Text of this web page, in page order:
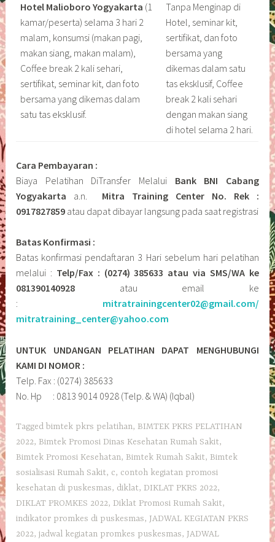
Hotel Malioboro Yogyakarta (1
kamar/peserta) selama 3 hari 2
malam, konsumsi (makan pagi,
makan siang, makan malam),
Coffee break 2 kali sehari,
sertifikat, seminar kit, dan foto
bersama yang dikemas dalam
satu tas eksklusif.
Tanpa Menginap di
Hotel, seminar kit,
sertifikat, dan foto
bersama yang
dikemas dalam satu
tas eksklusif, Coffee
break 2 kali sehari
dengan makan siang
di hotel selama 2 hari.
Cara Pembayaran :
Biaya Pelatihan DiTransfer Melalui Bank BNI Cabang
Yogyakarta a.n. Mitra Training Center No. Rek :
0917827859 atau dapat dibayar langsung pada saat registrasi
Batas Konfirmasi :
Batas konfirmasi pendaftaran 3 Hari sebelum hari pelatihan
melalui : Telp/Fax : (0274) 385633 atau via SMS/WA ke
081390140928 atau email ke
:
mitratrainingcenter02@gmail.com/
mitratraining_center@yahoo.com
UNTUK UNDANGAN PELATIHAN DAPAT MENGHUBUNGI
KAMI DI NOMOR :
Telp. Fax : (0274) 385633
No. Hp : 0813 9014 0928 (Telp. & WA) (Iqbal)
Tagged bimtek pkrs pelatihan, BIMTEK PKRS PELATIHAN
2022, Bimtek Promosi Dinas Kesehatan Rumah Sakit,
Bimtek Promosi Kesehatan, Bimtek Rumah Sakit, Bimtek
sosialisasi Rumah Sakit, c, contoh kegiatan promosi
kesehatan di puskesmas, diklat,DIKLAT PKRS 2022,
DIKLAT PROMKES 2022,Diklat Promosi Rumah Sakit,
indikator promkes di puskesmas, JADWAL KEGIATAN PKRS
2022,jadwal kegiatan promkes puskesmas, JADWAL